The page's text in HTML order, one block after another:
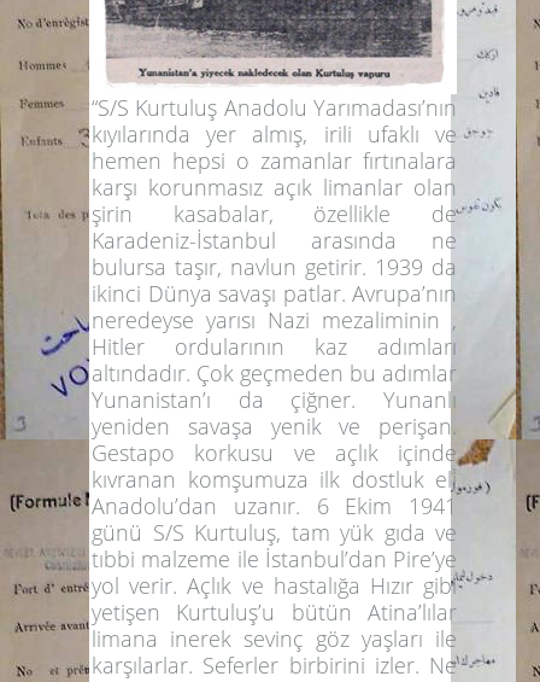
“S/S Kurtuluş Anadolu Yarımadası’nın
kıyılarında yer almış, irili ufaklı ve
hemen hepsi o zamanlar fırtınalara
karşı korunmasız açık limanlar olan
şirin kasabalar, özellikle de
Karadeniz-İstanbul arasında ne
bulursa taşır, navlun getirir. 1939 da
ikinci Dünya savaşı patlar. Avrupa’nın
neredeyse yarısı Nazi mezaliminin ,
Hitler ordularının kaz adımları
altındadır. Çok geçmeden bu adımlar
Yunanistan’ı da çiğner. Yunanlı
yeniden savaşa yenik ve perişan.
Gestapo korkusu ve açlık içinde
kıvranan komşumuza ilk dostluk eli
Anadolu’dan uzanır. 6 Ekim 1941
günü S/S Kurtuluş, tam yük gıda ve
tıbbi malzeme ile İstanbul’dan Pire’ye
yol verir. Açlık ve hastalığa Hızır gibi
yetişen Kurtuluş’u bütün Atina’lılar
limana inerek sevinç göz yaşları ile
karşılarlar. Seferler birbirini izler. Ne